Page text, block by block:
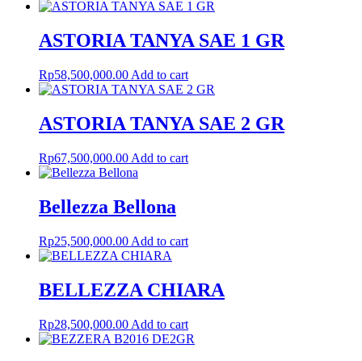
ASTORIA TANYA SAE 1 GR
Rp58,500,000.00 Add to cart
ASTORIA TANYA SAE 2 GR
Rp67,500,000.00 Add to cart
Bellezza Bellona
Rp25,500,000.00 Add to cart
BELLEZZA CHIARA
Rp28,500,000.00 Add to cart